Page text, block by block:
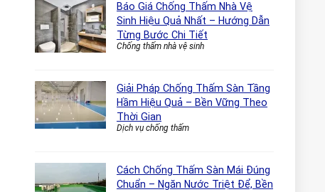
Báo Giá Chống Thấm Nhà Vệ
Sinh Hiệu Quả Nhất – Hướng Dẫn
Từng Bước Chi Tiết
Chống thấm nhà vệ sinh
Giải Pháp Chống Thấm Sàn Tầng
Hầm Hiệu Quả – Bền Vững Theo
Thời Gian
Dịch vụ chống thấm
Cách Chống Thấm Sàn Mái Đúng
Chuẩn – Ngăn Nước Triệt Để, Bền